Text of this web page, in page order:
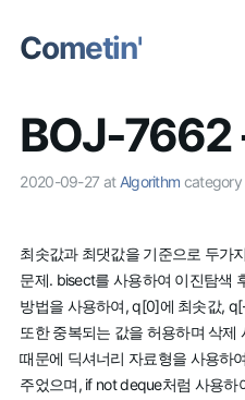
Cometin'
BOJ-7662
2020-09-27 at Algorithm category
최솟값과 최댓값을 기준으로 두가
문제. bisect를 사용하여 이진탐색
방법을 사용하여, q[0]에 최솟값,
또한 중복되는 값을 허용하며 삭제
때문에 딕셔너리 자료형을 사용하
주었으며, if not deque처럼 사용하